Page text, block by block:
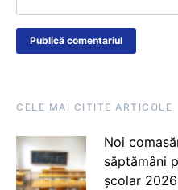
CELE MAI CITITE ARTICOLE
Noi
săptămâni
școlar